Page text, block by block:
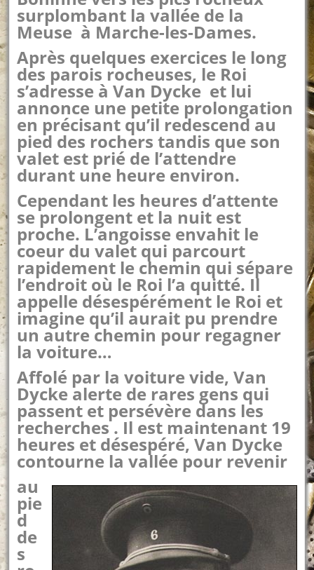
surplombant la vallée de la
Meuse à Marche-les-Dames.
Après quelques exercices le long
des parois rocheuses, le Roi
s’adresse à Van Dycke et lui
annonce une petite prolongation
en précisant qu’il redescend au
pied des rochers tandis que son
valet est prié de l’attendre
durant une heure environ.
Cependant les heures d’attente
se prolongent et la nuit est
proche. L’angoisse envahit le
coeur du valet qui parcourt
rapidement le chemin qui sépare
l’endroit où le Roi l’a quitté. Il
appelle désespérément le Roi et
imagine qu’il aurait pu prendre
un autre chemin pour regagner
la voiture…
Affolé par la voiture vide, Van
Dycke alerte de rares gens qui
passent et persévère dans les
recherches . Il est maintenant 19
heures et désespéré, Van Dycke
contourne la vallée pour revenir
au
pie
d
de
s